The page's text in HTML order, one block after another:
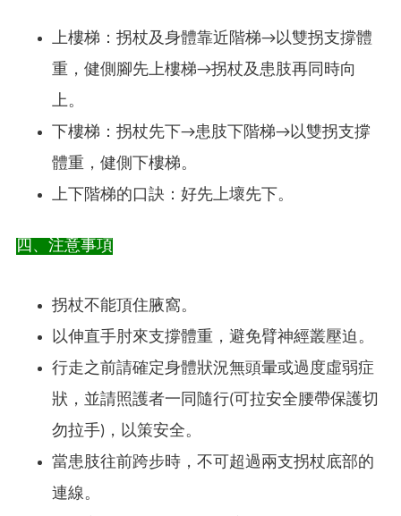
上樓梯：拐杖及身體靠近階梯→以雙拐支撐體
重，健側腳先上樓梯→拐杖及患肢再同時向
上。
下樓梯：拐杖先下→患肢下階梯→以雙拐支撐
體重，健側下樓梯。
上下階梯的口訣：好先上壞先下。
四、注意事項
拐杖不能頂住腋窩。
以伸直手肘來支撐體重，避免臂神經叢壓迫。
行走之前請確定身體狀況無頭暈或過度虛弱症
狀，並請照護者一同隨行(可拉安全腰帶保護切
勿拉手)，以策安全。
當患肢往前跨步時，不可超過兩支拐杖底部的
連線。